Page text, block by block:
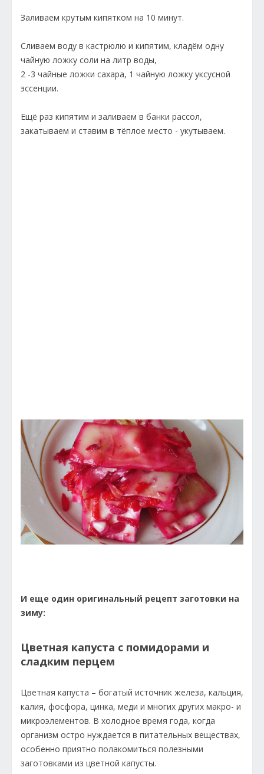
Заливаем крутым кипятком на 10 минут.
Сливаем воду в кастрюлю и кипятим, кладём одну
чайную ложку соли на литр воды,
2 -3 чайные ложки сахара, 1 чайную ложку уксусной
эссенции.
Ещё раз кипятим и заливаем в банки рассол,
закатываем и ставим в тёплое место - укутываем.
И еще один оригинальный рецепт заготовки на
зиму:
Цветная капуста с помидорами и
сладким перцем
Цветная капуста – богатый источник железа, кальция,
калия, фосфора, цинка, меди и многих других макро- и
микроэлементов. В холодное время года, когда
организм остро нуждается в питательных веществах,
особенно приятно полакомиться полезными
заготовками из цветной капусты.